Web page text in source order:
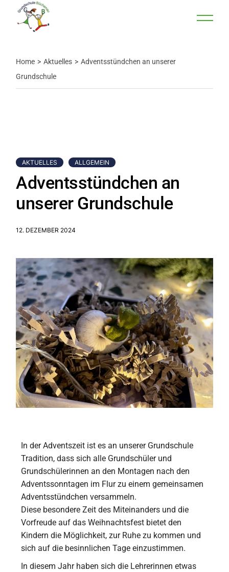
Home Aktuelles
Adventsstündchen an unserer
Grundschule
AKTUELLES ALLGEMEIN
Adventsstündchen an
unserer Grundschule
12. DEZEMBER 2024
In der Adventszeit ist es an unserer Grundschule
Tradition, dass sich alle Grundschüler und
Grundschülerinnen an den Montagen nach den
Adventssonntagen im Flur zu einem gemeinsamen
Adventsstündchen versammeln.
Diese besondere Zeit des Miteinanders und die
Vorfreude auf das Weihnachtsfest bietet den
Kindern die Möglichkeit, zur Ruhe zu kommen und
sich auf die besinnlichen Tage einzustimmen.
In diesem Jahr haben sich die Lehrerinnen etwas